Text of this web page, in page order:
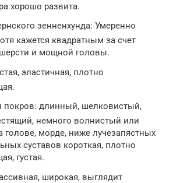
хорошо развита.
зенненхунда: Умеренно
кажется квадратным за счет
и мощной головы.
эластичная, плотно
покров: длинный, шелковистый,
немного волнистый или
голове, морде, ниже лучезапястных
суставов короткая, плотно
густая.
широкая, выглядит